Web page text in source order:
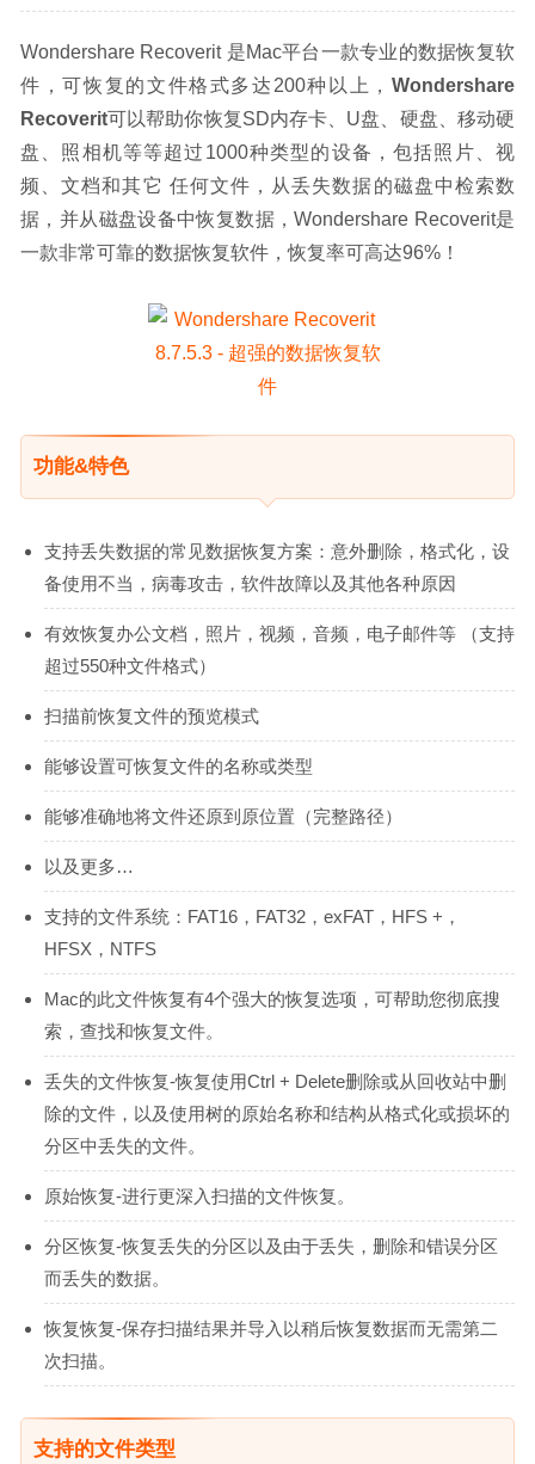
Wondershare Recoverit 是Mac平台一款专业的数据恢复软
件，可恢复的文件格式多达200种以上， Wondershare
Recoverit可以帮助你恢复SD内存卡、U盘、硬盘、移动硬
盘、照相机等等超过1000种类型的设备，包括照片、视
频、文档和其它 任何文件，从丢失数据的磁盘中检索数
据，并从磁盘设备中恢复数据，Wondershare Recoverit是
一款非常可靠的数据恢复软件，恢复率可高达96%！
功能&特色
支持丢失数据的常见数据恢复方案：意外删除，格式化，设
备使用不当，病毒攻击，软件故障以及其他各种原因
有效恢复办公文档，照片，视频，音频，电子邮件等 （支持
超过550种文件格式）
扫描前恢复文件的预览模式
能够设置可恢复文件的名称或类型
能够准确地将文件还原到原位置（完整路径）
以及更多…
支持的文件系统：FAT16，FAT32，exFAT，HFS +，
HFSX，NTFS
Mac的此文件恢复有4个强大的恢复选项，可帮助您彻底搜
索，查找和恢复文件。
丢失的文件恢复-恢复使用Ctrl + Delete删除或从回收站中删
除的文件，以及使用树的原始名称和结构从格式化或损坏的
分区中丢失的文件。
原始恢复-进行更深入扫描的文件恢复。
分区恢复-恢复丢失的分区以及由于丢失，删除和错误分区
而丢失的数据。
恢复恢复-保存扫描结果并导入以稍后恢复数据而无需第二
次扫描。
支持的文件类型